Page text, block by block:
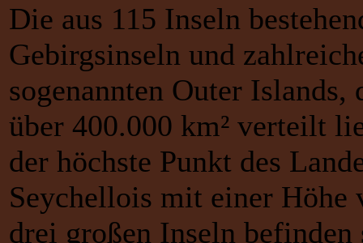
Die aus 115 Inseln
Gebirgsinseln und
sogenannten Outer
über 400.000 km² verteilt
der höchste Punkt des
Seychellois mit einer Höhe
drei großen Inseln